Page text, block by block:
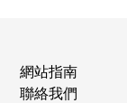
網站指南
聯絡我們